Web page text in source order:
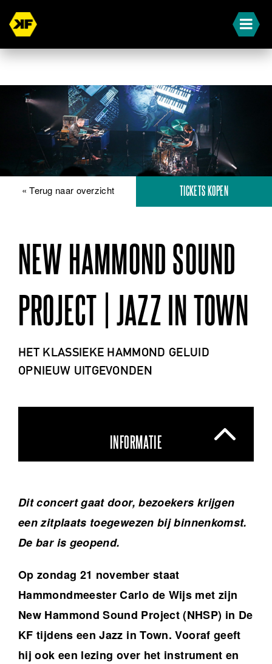
« Terug naar overzicht TICKETS KOPEN
NEW HAMMOND SOUND
PROJECT | JAZZ IN TOWN
HET KLASSIEKE HAMMOND GELUID
OPNIEUW UITGEVONDEN
INFORMATIE
Dit concert gaat door, bezoekers krijgen
een zitplaats toegewezen bij binnenkomst.
De bar is geopend.
Op zondag 21 november staat
Hammondmeester Carlo de Wijs met zijn
New Hammond Sound Project (NHSP) in De
KF tijdens een Jazz in Town. Vooraf geeft
hij ook een lezing over het instrument en